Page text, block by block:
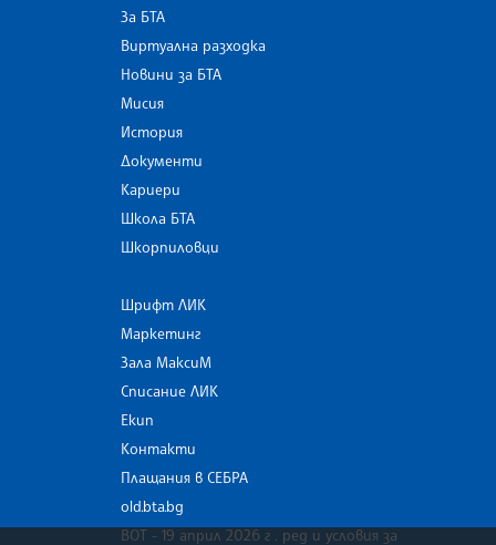
За БТА
Виртуална разходка
Новини за БТА
Мисия
История
Документи
Кариери
Школа БТА
Шкорпиловци
Шрифт ЛИК
Маркетинг
Зала МаксиМ
Списание ЛИК
Екип
Контакти
Плащания в СЕБРА
old.bta.bg
ВОТ - 19 април 2026 г . ред и условия за